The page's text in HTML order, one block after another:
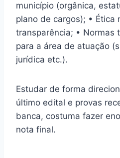
município (orgânica,
plano de cargos); • Ética
transparência; • Normas
para a área de atuação
jurídica etc.).
Estudar de forma
último edital e provas
banca, costuma fazer
nota final.